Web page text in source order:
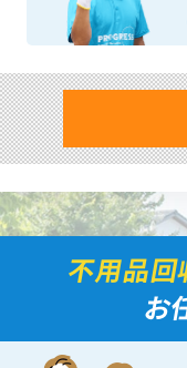
不用品
お